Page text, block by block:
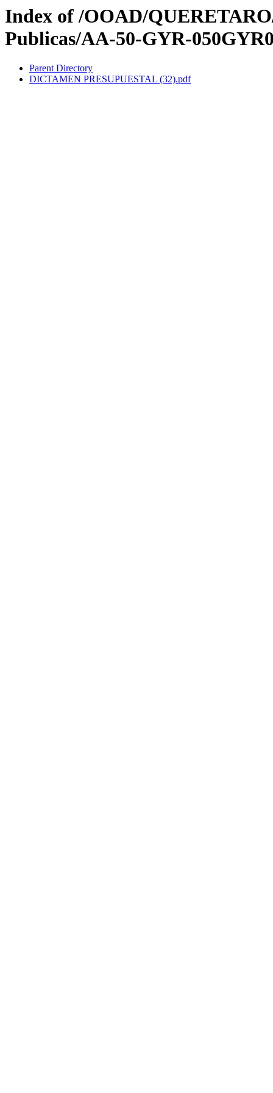
Index of /OOAD/
Publicas/AA-50-GYR-
Parent Directory
DICTAMEN PRESUPUESTAL (32).pdf